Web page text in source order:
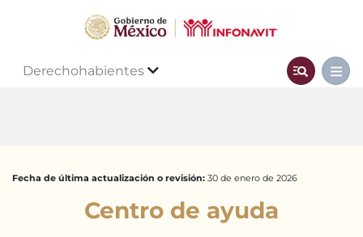
Derechohabientes
Fecha de última actualización o revisión: 30 de enero de 2026
Centro de ayuda